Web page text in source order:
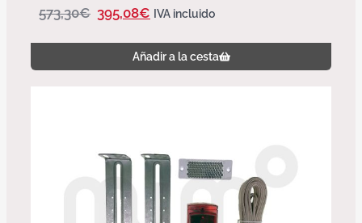
573,30€ 395,08€ IVA incluido
Añadir a la cesta